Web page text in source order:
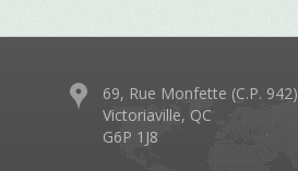
69, Rue Monfette (C.P. 942)
Victoriaville, QC
G6P 1J8